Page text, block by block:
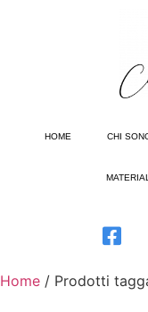
HOME CHI
Home / Prodotti